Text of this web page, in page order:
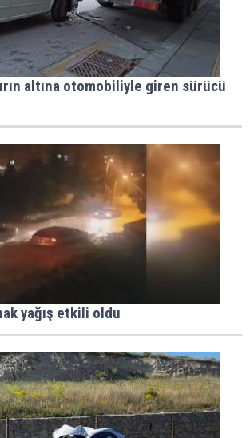
altına otomobiliyle giren sürücü
yağış etkili oldu